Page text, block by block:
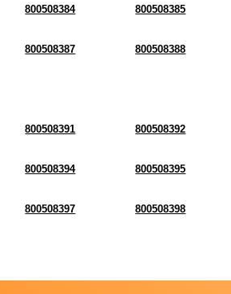
800508384 800508385
800508387 800508388
800508391 800508392
800508394 800508395
800508397 800508398